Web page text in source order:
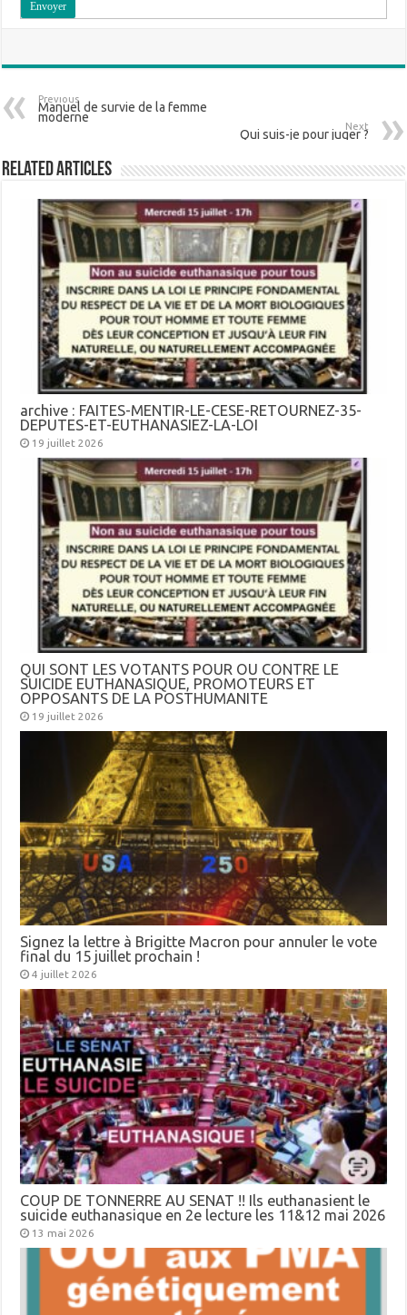
Previous
Manuel de survie de la femme
moderne
Next
Qui suis-je pour juger ?
Related Articles
archive : FAITES-MENTIR-LE-CESE-RETOURNEZ-35-
DEPUTES-ET-EUTHANASIEZ-LA-LOI
19 juillet 2026
QUI SONT LES VOTANTS POUR OU CONTRE LE
SUICIDE EUTHANASIQUE, PROMOTEURS ET
OPPOSANTS DE LA POSTHUMANITE
19 juillet 2026
Signez la lettre à Brigitte Macron pour annuler le vote
final du 15 juillet prochain !
4 juillet 2026
COUP DE TONNERRE AU SENAT !! Ils euthanasient le
suicide euthanasique en 2e lecture les 11&12 mai 2026
13 mai 2026